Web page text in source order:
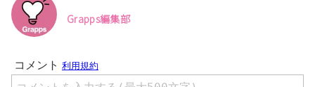
Grapps編集部